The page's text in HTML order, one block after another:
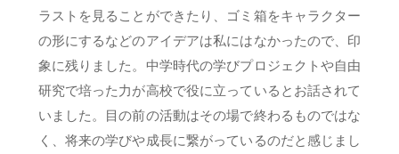
ラストを見ることができたり、ゴミ箱をキャラクター
の形にするなどのアイデアは私にはなかったので、印
象に残りました。中学時代の学びプロジェクトや自由
研究で培った力が高校で役に立っているとお話されて
いました。目の前の活動はその場で終わるものではな
く、将来の学びや成長に繋がっているのだと感じまし